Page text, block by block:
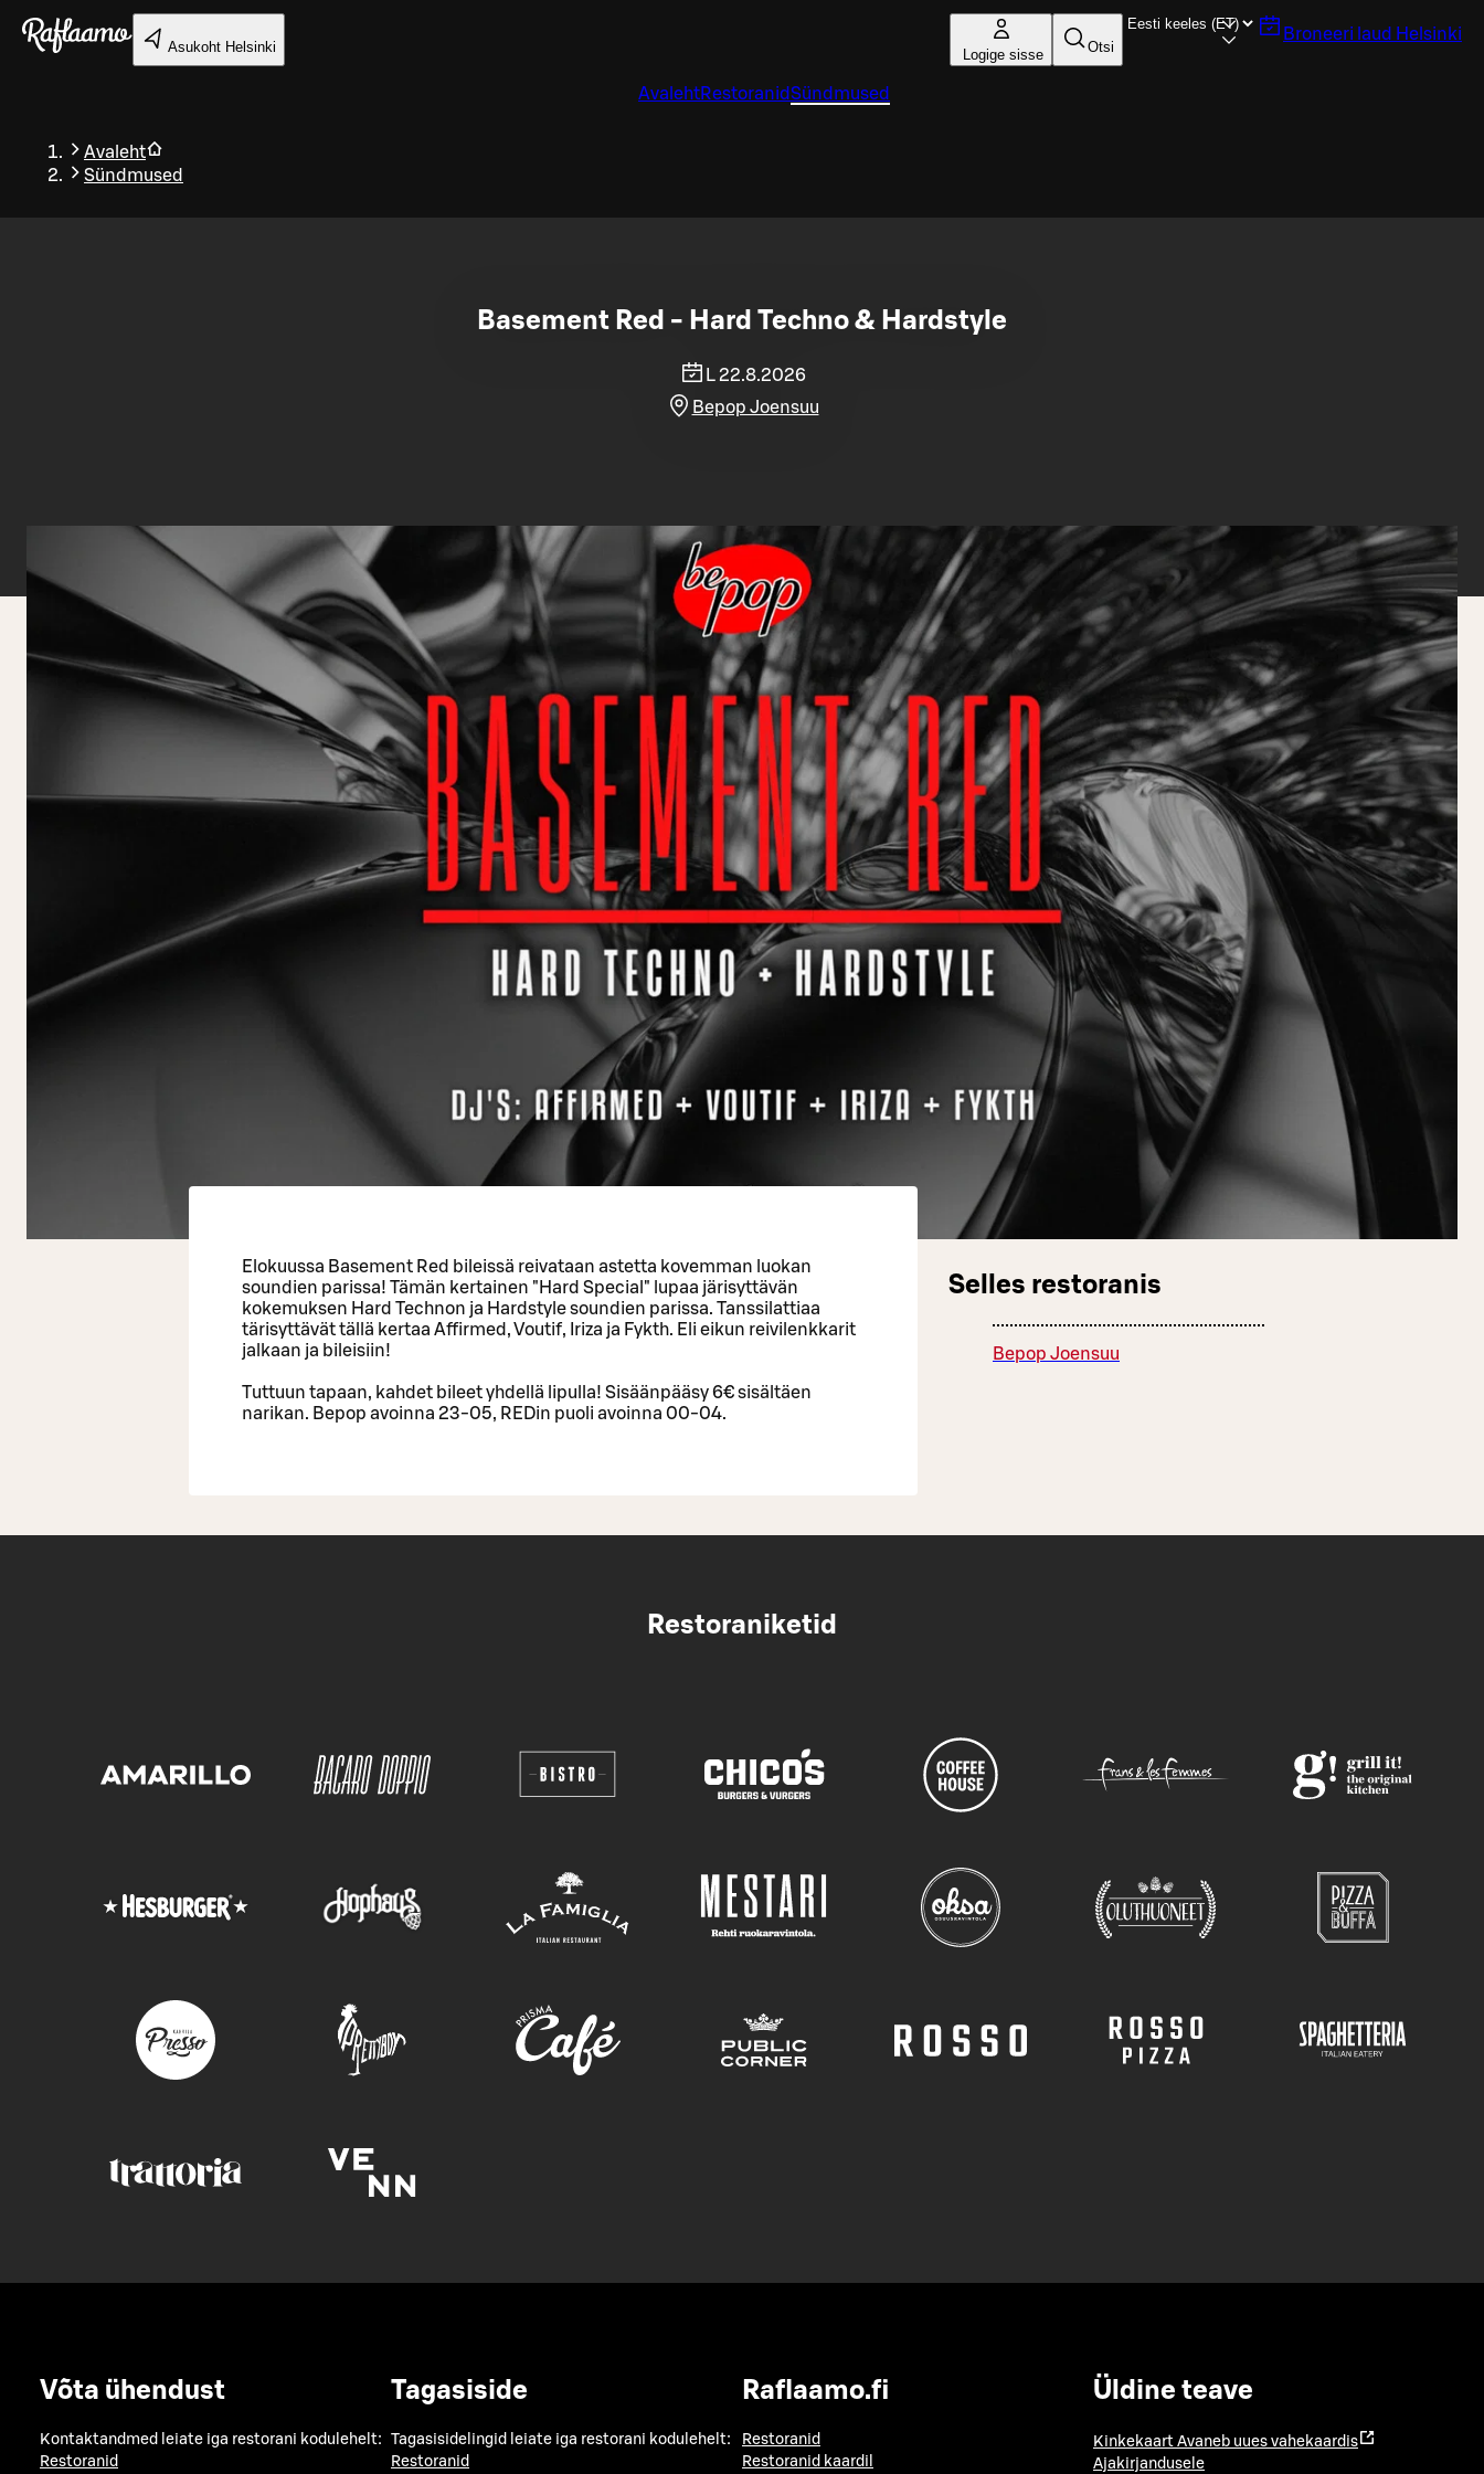
Liigu peamise sisu juurde
Asukoht Helsinki Logige sisse Otsi
Broneeri laud Helsinki
AvalehtRestoranidSündmused
Avaleht
Sündmused
Tagasi
Basement Red - Hard Techno & Hardstyle
L 22.8.2026
Bepop Joensuu
Elokuussa Basement Red bileissä reivataan astetta kovemman luokan
soundien parissa! Tämän kertainen "Hard Special" lupaa järisyttävän
kokemuksen Hard Technon ja Hardstyle soundien parissa. Tanssilattiaa
tärisyttävät tällä kertaa Affirmed, Voutif, Iriza ja Fykth. Eli eikun reivilenkkarit
jalkaan ja bileisiin!
Tuttuun tapaan, kahdet bileet yhdellä lipulla! Sisäänpääsy 6€ sisältäen
narikan. Bepop avoinna 23-05, REDin puoli avoinna 00-04.
Selles restoranis
Bepop Joensuu
Restoraniketid
Võta ühendust
Kontaktandmed leiate iga restorani kodulehelt:
Restoranid
Tagasiside
Tagasisidelingid leiate iga restorani kodulehelt:
Restoranid
Raflaamo.fi
Restoranid
Restoranid kaardil
Üldine teave
Kinkekaart Avaneb uues vahekaardis
Ajakirjandusele